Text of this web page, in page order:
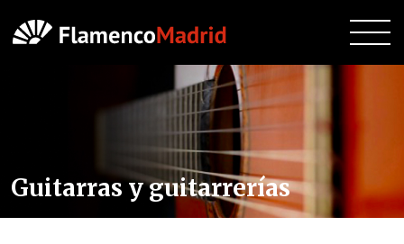
Guitarras y guitarrerías